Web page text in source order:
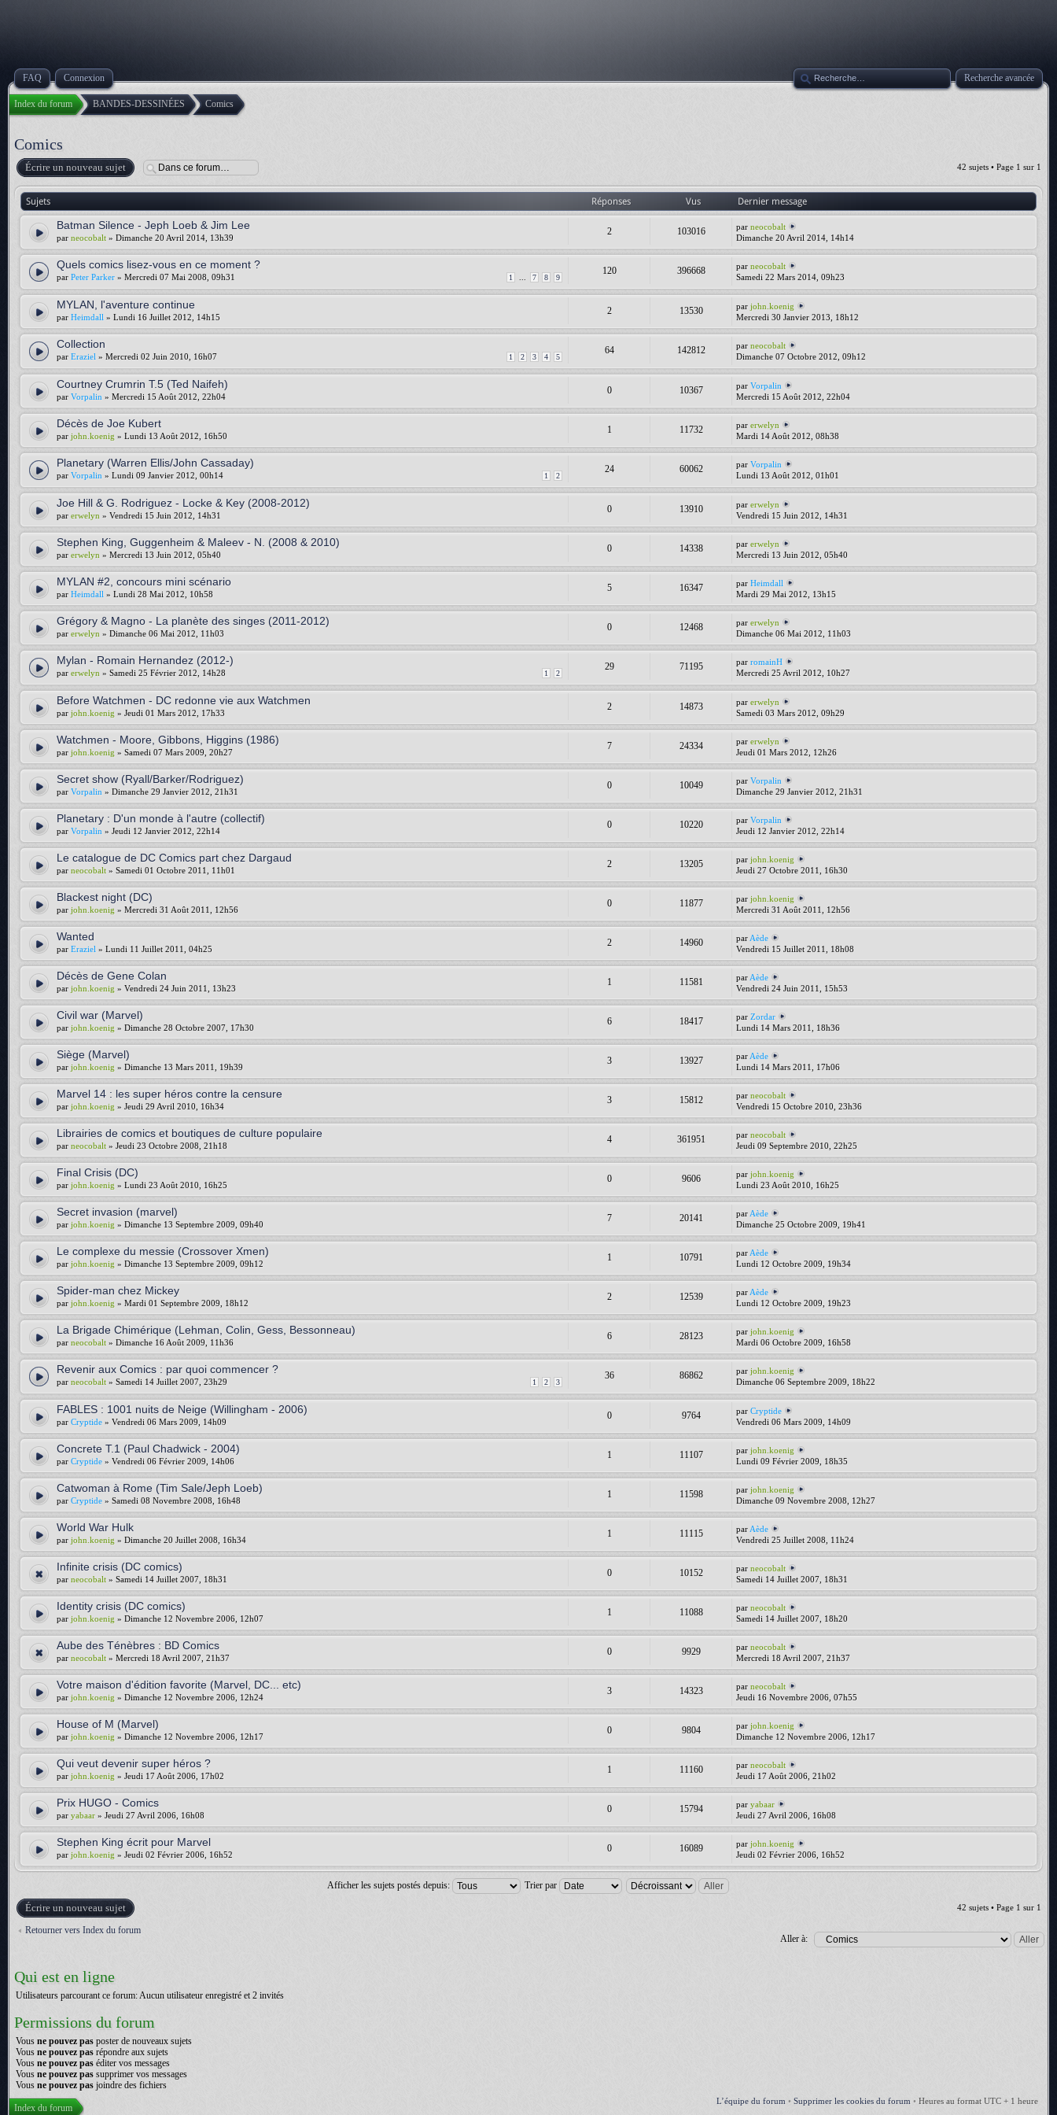
FAQ Connexion Recherche avancée
Index du forum BANDES-DESSINÉES Comics
Comics
Écrire un nouveau sujet 42 sujets • Page 1 sur 1
Sujets Réponses Vus Dernier message
Batman Silence - Jeph Loeb & Jim Lee
par neocobalt » Dimanche 20 Avril 2014, 13h39
2 103016 parneocobalt
Dimanche 20 Avril 2014, 14h14
Quels comics lisez-vous en ce moment ?
1 7 8 9
par Peter Parker » Mercredi 07 Mai 2008, 09h31
120 396668 parneocobalt
Samedi 22 Mars 2014, 09h23
MYLAN, l'aventure continue
par Heimdall » Lundi 16 Juillet 2012, 14h15
2 13530 parjohn.koenig
Mercredi 30 Janvier 2013, 18h12
Collection
1 2 3 4 5
par Eraziel » Mercredi 02 Juin 2010, 16h07
64 142812 parneocobalt
Dimanche 07 Octobre 2012, 09h12
Courtney Crumrin T.5 (Ted Naifeh)
par Vorpalin » Mercredi 15 Août 2012, 22h04
0 10367 parVorpalin
Mercredi 15 Août 2012, 22h04
Décès de Joe Kubert
par john.koenig » Lundi 13 Août 2012, 16h50
1 11732 parerwelyn
Mardi 14 Août 2012, 08h38
Planetary (Warren Ellis/John Cassaday)
1 2
par Vorpalin » Lundi 09 Janvier 2012, 00h14
24 60062 parVorpalin
Lundi 13 Août 2012, 01h01
Joe Hill & G. Rodriguez - Locke & Key (2008-2012)
par erwelyn » Vendredi 15 Juin 2012, 14h31
0 13910 parerwelyn
Vendredi 15 Juin 2012, 14h31
Stephen King, Guggenheim & Maleev - N. (2008 & 2010)
par erwelyn » Mercredi 13 Juin 2012, 05h40
0 14338 parerwelyn
Mercredi 13 Juin 2012, 05h40
MYLAN #2, concours mini scénario
par Heimdall » Lundi 28 Mai 2012, 10h58
5 16347 parHeimdall
Mardi 29 Mai 2012, 13h15
Grégory & Magno - La planète des singes (2011-2012)
par erwelyn » Dimanche 06 Mai 2012, 11h03
0 12468 parerwelyn
Dimanche 06 Mai 2012, 11h03
Mylan - Romain Hernandez (2012-)
1 2
par erwelyn » Samedi 25 Février 2012, 14h28
29 71195 parromainH
Mercredi 25 Avril 2012, 10h27
Before Watchmen - DC redonne vie aux Watchmen
par john.koenig » Jeudi 01 Mars 2012, 17h33
2 14873 parerwelyn
Samedi 03 Mars 2012, 09h29
Watchmen - Moore, Gibbons, Higgins (1986)
par john.koenig » Samedi 07 Mars 2009, 20h27
7 24334 parerwelyn
Jeudi 01 Mars 2012, 12h26
Secret show (Ryall/Barker/Rodriguez)
par Vorpalin » Dimanche 29 Janvier 2012, 21h31
0 10049 parVorpalin
Dimanche 29 Janvier 2012, 21h31
Planetary : D'un monde à l'autre (collectif)
par Vorpalin » Jeudi 12 Janvier 2012, 22h14
0 10220 parVorpalin
Jeudi 12 Janvier 2012, 22h14
Le catalogue de DC Comics part chez Dargaud
par neocobalt » Samedi 01 Octobre 2011, 11h01
2 13205 parjohn.koenig
Jeudi 27 Octobre 2011, 16h30
Blackest night (DC)
par john.koenig » Mercredi 31 Août 2011, 12h56
0 11877 parjohn.koenig
Mercredi 31 Août 2011, 12h56
Wanted
par Eraziel » Lundi 11 Juillet 2011, 04h25
2 14960 par Aède
Vendredi 15 Juillet 2011, 18h08
Décès de Gene Colan
par john.koenig » Vendredi 24 Juin 2011, 13h23
1 11581 par Aède
Vendredi 24 Juin 2011, 15h53
Civil war (Marvel)
par john.koenig » Dimanche 28 Octobre 2007, 17h30
6 18417 parZordar
Lundi 14 Mars 2011, 18h36
Siège (Marvel)
par john.koenig » Dimanche 13 Mars 2011, 19h39
3 13927 par Aède
Lundi 14 Mars 2011, 17h06
Marvel 14 : les super héros contre la censure
par john.koenig » Jeudi 29 Avril 2010, 16h34
3 15812 parneocobalt
Vendredi 15 Octobre 2010, 23h36
Librairies de comics et boutiques de culture populaire
par neocobalt » Jeudi 23 Octobre 2008, 21h18
4 361951 parneocobalt
Jeudi 09 Septembre 2010, 22h25
Final Crisis (DC)
par john.koenig » Lundi 23 Août 2010, 16h25
0 9606 parjohn.koenig
Lundi 23 Août 2010, 16h25
Secret invasion (marvel)
par john.koenig » Dimanche 13 Septembre 2009, 09h40
7 20141 par Aède
Dimanche 25 Octobre 2009, 19h41
Le complexe du messie (Crossover Xmen)
par john.koenig » Dimanche 13 Septembre 2009, 09h12
1 10791 par Aède
Lundi 12 Octobre 2009, 19h34
Spider-man chez Mickey
par john.koenig » Mardi 01 Septembre 2009, 18h12
2 12539 par Aède
Lundi 12 Octobre 2009, 19h23
La Brigade Chimérique (Lehman, Colin, Gess, Bessonneau)
par neocobalt » Dimanche 16 Août 2009, 11h36
6 28123 parjohn.koenig
Mardi 06 Octobre 2009, 16h58
Revenir aux Comics : par quoi commencer ?
1 2 3
par neocobalt » Samedi 14 Juillet 2007, 23h29
36 86862 parjohn.koenig
Dimanche 06 Septembre 2009, 18h22
FABLES : 1001 nuits de Neige (Willingham - 2006)
par Cryptide » Vendredi 06 Mars 2009, 14h09
0 9764 parCryptide
Vendredi 06 Mars 2009, 14h09
Concrete T.1 (Paul Chadwick - 2004)
par Cryptide » Vendredi 06 Février 2009, 14h06
1 11107 parjohn.koenig
Lundi 09 Février 2009, 18h35
Catwoman à Rome (Tim Sale/Jeph Loeb)
par Cryptide » Samedi 08 Novembre 2008, 16h48
1 11598 parjohn.koenig
Dimanche 09 Novembre 2008, 12h27
World War Hulk
par john.koenig » Dimanche 20 Juillet 2008, 16h34
1 11115 par Aède
Vendredi 25 Juillet 2008, 11h24
Infinite crisis (DC comics)
par neocobalt » Samedi 14 Juillet 2007, 18h31
0 10152 parneocobalt
Samedi 14 Juillet 2007, 18h31
Identity crisis (DC comics)
par john.koenig » Dimanche 12 Novembre 2006, 12h07
1 11088 parneocobalt
Samedi 14 Juillet 2007, 18h20
Aube des Ténèbres : BD Comics
par neocobalt » Mercredi 18 Avril 2007, 21h37
0 9929 parneocobalt
Mercredi 18 Avril 2007, 21h37
Votre maison d'édition favorite (Marvel, DC... etc)
par john.koenig » Dimanche 12 Novembre 2006, 12h24
3 14323 parneocobalt
Jeudi 16 Novembre 2006, 07h55
House of M (Marvel)
par john.koenig » Dimanche 12 Novembre 2006, 12h17
0 9804 parjohn.koenig
Dimanche 12 Novembre 2006, 12h17
Qui veut devenir super héros ?
par john.koenig » Jeudi 17 Août 2006, 17h02
1 11160 parneocobalt
Jeudi 17 Août 2006, 21h02
Prix HUGO - Comics
par yabaar » Jeudi 27 Avril 2006, 16h08
0 15794 paryabaar
Jeudi 27 Avril 2006, 16h08
Stephen King écrit pour Marvel
par john.koenig » Jeudi 02 Février 2006, 16h52
0 16089 parjohn.koenig
Jeudi 02 Février 2006, 16h52
Afficher les sujets postés depuis: Trier par
Écrire un nouveau sujet 42 sujets • Page 1 sur 1
Retourner vers Index du forum
Aller à:
Qui est en ligne
Utilisateurs parcourant ce forum: Aucun utilisateur enregistré et 2 invités
Permissions du forum
Vous ne pouvez pas poster de nouveaux sujets
Vous ne pouvez pas répondre aux sujets
Vous ne pouvez pas éditer vos messages
Vous ne pouvez pas supprimer vos messages
Vous ne pouvez pas joindre des fichiers
L’équipe du forum • Supprimer les cookies du forum • Heures au format UTC + 1 heure
Index du forum